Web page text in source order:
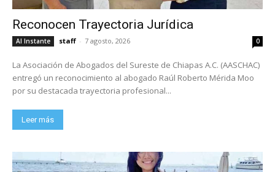
Reconocen Trayectoria Jurídica
Al Instante staff - 7 agosto, 2026 0
La Asociación de Abogados del Sureste de Chiapas A.C. (AASCHAC)
entregó un reconocimiento al abogado Raúl Roberto Mérida Moo
por su destacada trayectoria profesional...
Leer más